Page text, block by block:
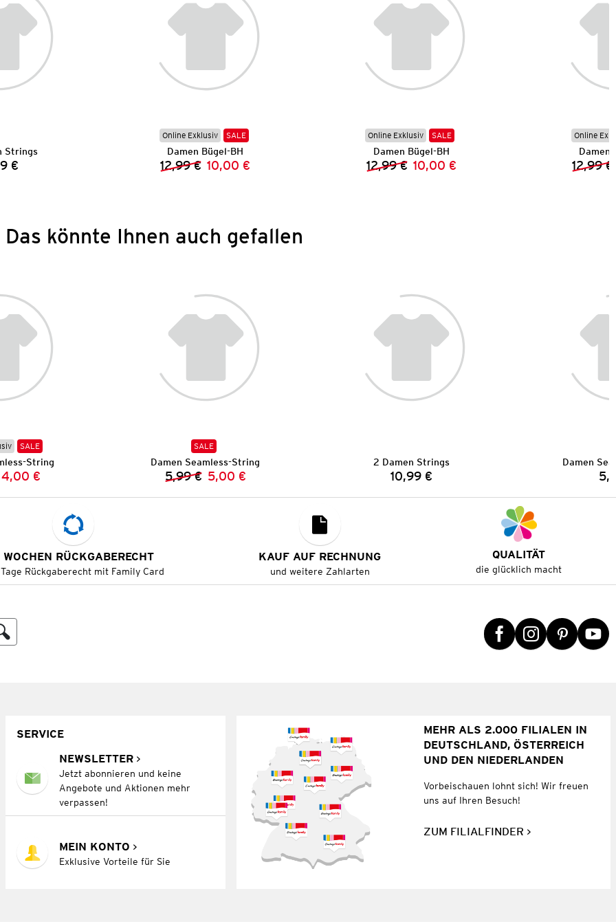
Strings
€
Online Exklusiv SALE
Damen Bügel-BH
Vorheriger Preis:
12,99 € Neuer Preis:
10,00 €
Online Exklusiv SALE
Damen Bügel-BH
Vorheriger Preis:
12,99 € Neuer Preis:
10,00 €
Online
Damen
12,99 €
Das könnte Ihnen auch gefallen
SALE
String
Preis:
Preis:
4,00 €
SALE
Damen Seamless-String
Vorheriger Preis:
5,99 € Neuer Preis:
5,00 €
2 Damen Strings
Preis:
10,99 €
Damen
RÜCKGABERECHT
Rückgaberecht mit Family Card
KAUF AUF RECHNUNG
und weitere Zahlarten
QUALITÄT
die glücklich macht
SERVICE
NEWSLETTER
Jetzt abonnieren und keine
Angebote und Aktionen mehr
verpassen!
MEIN KONTO
Exklusive Vorteile für Sie
MEHR ALS 2.000 FILIALEN IN
DEUTSCHLAND, ÖSTERREICH
UND DEN NIEDERLANDEN
Vorbeischauen lohnt sich! Wir freuen
uns auf Ihren Besuch!
ZUM FILIALFINDER